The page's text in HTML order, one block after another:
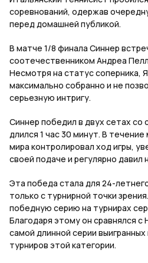
соревнований, одержав
перед домашней публикой.
В матче 1/8 финала Синнер
соотечественником Андреа
Несмотря на статус соперника,
максимально собранно и не
серьезную интригу.
Синнер победил в двух сетах
длился 1 час 30 минут. В
мира контролировал ход игры,
своей подаче и регулярно давил
Эта победа стала для 24-
только с турнирной точки
победную серию на турнирах
Благодаря этому он сравнялся
самой длинной серии
турниров этой категории.